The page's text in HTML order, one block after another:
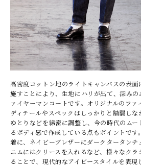
高密度コットン地のライトキャンバスの表面
施すことにより、生地にハリが出て、深み
ァイヤーマンコートです。オリジナルのフ
ディテールやスペックはしっかりと踏襲し
ゆとりなどを綿密に調整し、今の時代のム
るボディ感で作成している点もポイントで
着に、ネイビーブレザーにダークタータン
ニムにはクリースを入れるなど、様々なク
ることで、現代的なアイビースタイルを表現